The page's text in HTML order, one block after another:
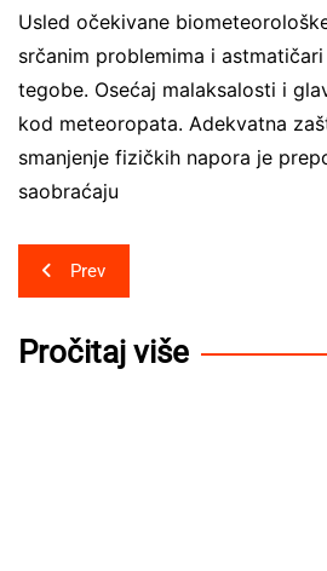
Usled očekivane
srčanim problemima i
tegobe. Osećaj malaksalosti i
kod meteoropata. Adekvatna
smanjenje fizičkih napora je
saobraćaju
Post
navigation
Prev
Pročitaj više